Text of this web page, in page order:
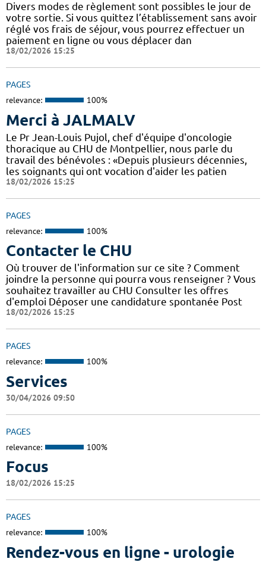
Divers modes de règlement sont possibles le jour de
votre sortie. Si vous quittez l’établissement sans avoir
réglé vos frais de séjour, vous pourrez effectuer un
paiement en ligne ou vous déplacer dan
18/02/2026 15:25
PAGES
relevance: 100%
Merci à JALMALV
Le Pr Jean-Louis Pujol, chef d'équipe d'oncologie
thoracique au CHU de Montpellier, nous parle du
travail des bénévoles : «Depuis plusieurs décennies,
les soignants qui ont vocation d'aider les patien
18/02/2026 15:25
PAGES
relevance: 100%
Contacter le CHU
Où trouver de l'information sur ce site ? Comment
joindre la personne qui pourra vous renseigner ? Vous
souhaitez travailler au CHU Consulter les offres
d'emploi Déposer une candidature spontanée Post
18/02/2026 15:25
PAGES
relevance: 100%
Services
30/04/2026 09:50
PAGES
relevance: 100%
Focus
18/02/2026 15:25
PAGES
relevance: 100%
Rendez-vous en ligne - urologie